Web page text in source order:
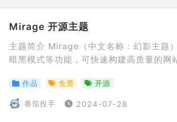
Mirage 开源主题
主题简介 Mirage（中文名称：幻影主题
暗黑模式等功能，可快速构建高质量的
英俄日韩多种语言 内置前台注册、登录
作品 免费 开源
番茄投手 2024-07-28